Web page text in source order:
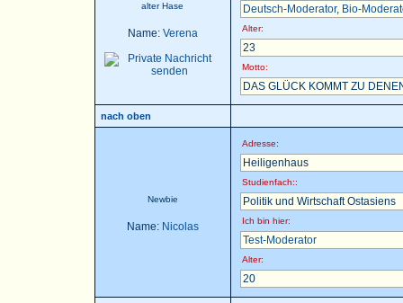
alter Hase
Name: Verena
Deutsch-Moderator, Bio-
Alter:
23
Motto:
DAS GLÜCK KOMMT ZU
nach oben
Newbie
Name: Nicolas
Adresse:
Heiligenhaus
Studienfach::
Politik und Wirtschaft Ostasiens
Ich bin hier:
Test-Moderator
Alter:
20